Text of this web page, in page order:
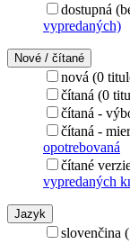
dostupná
vypredaných)
Nové / čítané
nová (0
čítaná (0
čítaná -
čítaná -
opotrebovaná
čítané
vypredaných
Jazyk
slovenčina